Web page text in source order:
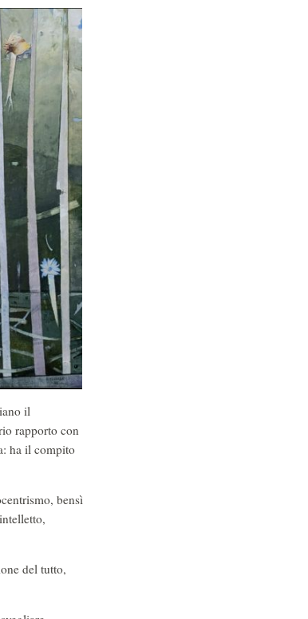
il
rapporto con
ha il compito
bensì
del tutto,